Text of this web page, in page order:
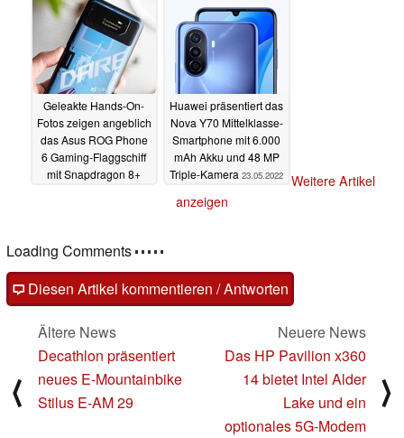
24.05.2022 24.05.2022
Geleakte Hands-On-
Fotos zeigen angeblich
das Asus ROG Phone
6 Gaming-Flaggschiff
mit Snapdragon 8+
Huawei präsentiert das
Nova Y70 Mittelklasse-
Smartphone mit 6.000
mAh Akku und 48 MP
Triple-Kamera 23.05.2022
Weitere Artikel
anzeigen
Loading Comments
Diesen Artikel kommentieren / Antworten
⟨
Ältere News
Decathlon präsentiert
neues E-Mountainbike
Stilus E-AM 29
Neuere News
Das HP Pavilion x360
14 bietet Intel Alder
Lake und ein
optionales 5G-Modem
⟩